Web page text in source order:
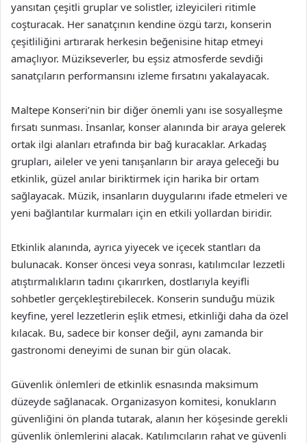
yansıtan çeşitli gruplar ve solistler, izleyicileri ritimle
coşturacak. Her sanatçının kendine özgü tarzı, konserin
çeşitliliğini artırarak herkesin beğenisine hitap etmeyi
amaçlıyor. Müzikseverler, bu eşsiz atmosferde sevdiği
sanatçıların performansını izleme fırsatını yakalayacak.
Maltepe Konseri’nin bir diğer önemli yanı ise sosyalleşme
fırsatı sunması. İnsanlar, konser alanında bir araya gelerek
ortak ilgi alanları etrafında bir bağ kuracaklar. Arkadaş
grupları, aileler ve yeni tanışanların bir araya geleceği bu
etkinlik, güzel anılar biriktirmek için harika bir ortam
sağlayacak. Müzik, insanların duygularını ifade etmeleri ve
yeni bağlantılar kurmaları için en etkili yollardan biridir.
Etkinlik alanında, ayrıca yiyecek ve içecek stantları da
bulunacak. Konser öncesi veya sonrası, katılımcılar lezzetli
atıştırmalıkların tadını çıkarırken, dostlarıyla keyifli
sohbetler gerçekleştirebilecek. Konserin sunduğu müzik
keyfine, yerel lezzetlerin eşlik etmesi, etkinliği daha da özel
kılacak. Bu, sadece bir konser değil, aynı zamanda bir
gastronomi deneyimi de sunan bir gün olacak.
Güvenlik önlemleri de etkinlik esnasında maksimum
düzeyde sağlanacak. Organizasyon komitesi, konukların
güvenliğini ön planda tutarak, alanın her köşesinde gerekli
güvenlik önlemlerini alacak. Katılımcıların rahat ve güvenli